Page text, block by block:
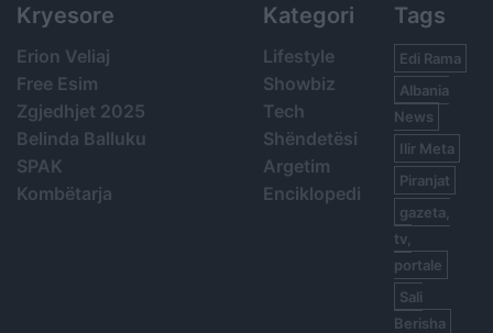
Kryesore
Erion Veliaj
Free Esim
Zgjedhjet 2025
Belinda Balluku
SPAK
Kombëtarja
Kategori
Lifestyle
Showbiz
Tech
Shëndetësi
Argetim
Enciklopedi
Tags
Edi Rama
Albania
News
Ilir Meta
Piranjat
gazeta,
tv,
portale
Sali
Berisha